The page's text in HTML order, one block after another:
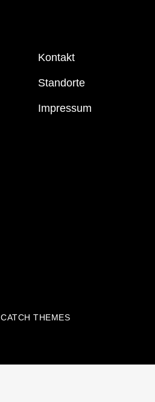
Kontakt
Standorte
Impressum
CATCH THEMES